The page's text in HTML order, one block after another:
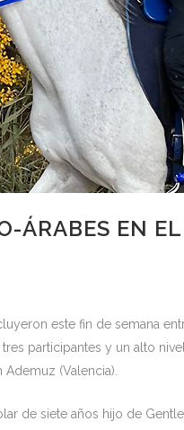
ÁRABES EN
este fin de semana
participantes y un alto
(Valencia).
de siete años hijo de